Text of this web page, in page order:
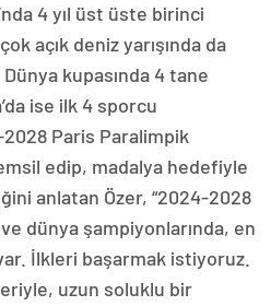
4 yıl üst üste birinci
açık deniz yarışında da
kupasında 4 tane
ise ilk 4 sporcu
2028 Paris Paralimpik
edip, madalya hedefiyle
anlatan Özer, “2024-2028
dünya şampiyonlarında, en
İlkleri başarmak istiyoruz.
uzun soluklu bir